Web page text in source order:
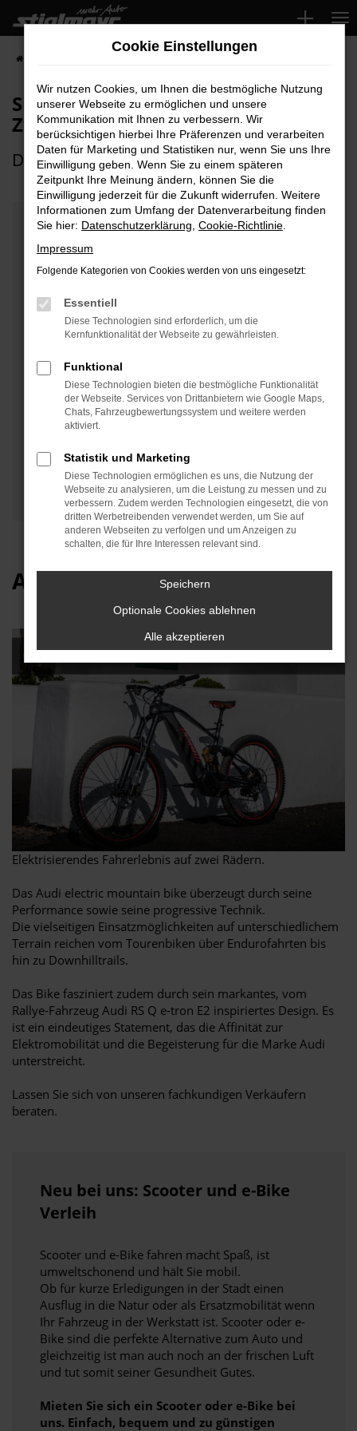
Zum
Hauptinhalt
springen
Sie suchen ein elektrisches
Zweirad?
Dann sind Sie bei uns genau richtig
das nicht nur auf Vier, sondern
auch auf Zwei Rädern!
Bei uns kein Problem!
Wer den Schritt zur Elektromobilität auf zwei
Rädern gehen möchte, kann ab sofort bei uns
das Audi electric mountain bike wählen.
Audi electric mountain bike
Elektrisierendes Fahrerlebnis auf zwei Rädern.
Das Audi electric mountain bike überzeugt durch seine
Performance sowie seine progressive Technik.
Die vielseitigen Einsatzmöglichkeiten auf unterschiedlichem
Terrain reichen vom Tourenbiken über Endurofahrten bis
hin zu Downhilltrails.
Das Bike fasziniert zudem durch sein markantes, vom
Rallye-Fahrzeug Audi RS Q e-tron E2 inspiriertes Design. Es
ist ein eindeutiges Statement, das die Affinität zur
Elektromobilität und die Begeisterung für die Marke Audi
unterstreicht.
Lassen Sie sich von unseren fachkundigen Verkäufern
beraten.
Neu bei uns: Scooter und e-Bike
Verleih
Scooter und e-Bike fahren macht Spaß, ist
umweltschonend und hält Sie mobil.
Ob für kurze Erledigungen in der Stadt einen
Ausflug in die Natur oder als Ersatzmobilität wenn
Ihr Fahrzeug in der Werkstatt ist. Scooter oder e-
Bike sind die perfekte Alternative zum Auto und
gleichzeitig ist man auch noch an der frischen Luft
und tut somit seiner Gesundheit Gutes.
Mieten Sie sich ein Scooter oder e-Bike bei
uns. Einfach, bequem und zu günstigen
Cookie Einstellungen
Wir nutzen Cookies, um Ihnen die bestmögliche Nutzung
unserer Webseite zu ermöglichen und unsere
Kommunikation mit Ihnen zu verbessern. Wir
berücksichtigen hierbei Ihre Präferenzen und verarbeiten
Daten für Marketing und Statistiken nur, wenn Sie uns Ihre
Einwilligung geben. Wenn Sie zu einem späteren
Zeitpunkt Ihre Meinung ändern, können Sie die
Einwilligung jederzeit für die Zukunft widerrufen. Weitere
Informationen zum Umfang der Datenverarbeitung finden
Sie hier: Datenschutzerklärung Cookie-Richtlinie
Impressum
Folgende Kategorien von Cookies werden von uns eingesetzt:
Essentiell
Diese Technologien sind erforderlich, um die
Kernfunktionalität der Webseite zu gewährleisten.
Funktional
Diese Technologien bieten die bestmögliche Funktionalität
der Webseite. Services von Drittanbietern wie Google Maps,
Chats, Fahrzeugbewertungssystem und weitere werden
aktiviert.
Statistik und Marketing
Diese Technologien ermöglichen es uns, die Nutzung der
Webseite zu analysieren, um die Leistung zu messen und zu
verbessern. Zudem werden Technologien eingesetzt, die von
dritten Werbetreibenden verwendet werden, um Sie auf
anderen Webseiten zu verfolgen und um Anzeigen zu
schalten, die für Ihre Interessen relevant sind.
Speichern
Optionale Cookies ablehnen
Alle akzeptieren